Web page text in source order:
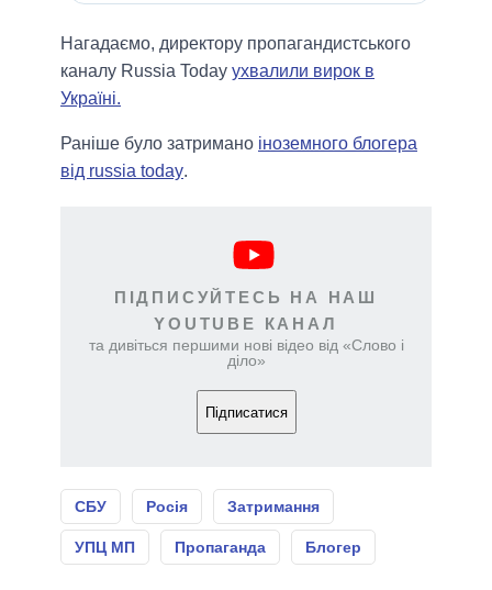
Нагадаємо, директору пропагандистського
каналу Russia Today ухвалили вирок в
Україні.
Раніше було затримано іноземного блогера
від russia today.
ПІДПИСУЙТЕСЬ НА НАШ
YOUTUBE КАНАЛ
та дивіться першими нові відео від «Слово і
діло»
Підписатися
СБУ Росія Затримання
УПЦ МП Пропаганда Блогер